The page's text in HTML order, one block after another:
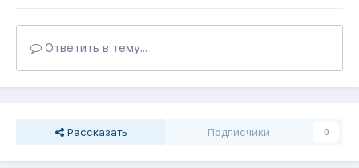
Ответить в тему...
Рассказать Подписчики 0